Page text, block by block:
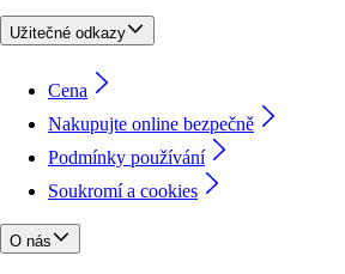
Užitečné odkazy
Cena
Nakupujte online bezpečně
Podmínky používání
Soukromí a cookies
O nás